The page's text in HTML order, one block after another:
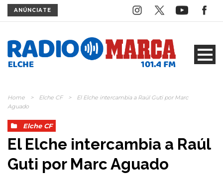
ANÚNCIATE
Home > Elche CF >
El Elche intercambia a Raúl Guti por Marc
Aguado
Elche CF
El Elche intercambia a Raúl
Guti por Marc Aguado